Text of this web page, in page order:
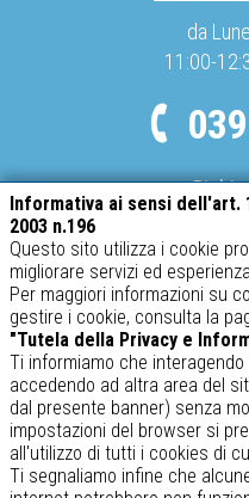
Informativa ai sensi dell'art.
2003 n.196
Questo sito utilizza i cookie
migliorare servizi ed
Per maggiori informazioni su
gestire i cookie, consulta la
"Tutela della Privacy e
Ti informiamo che
accedendo ad altra area del
dal presente banner) senza
impostazioni del browser si
all'utilizzo di tutti i cookies di
Ti segnaliamo infine che
da
11:00-
METODI
SABATINO srl